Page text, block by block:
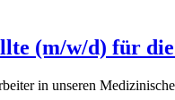
(m/w/d) für
in unseren